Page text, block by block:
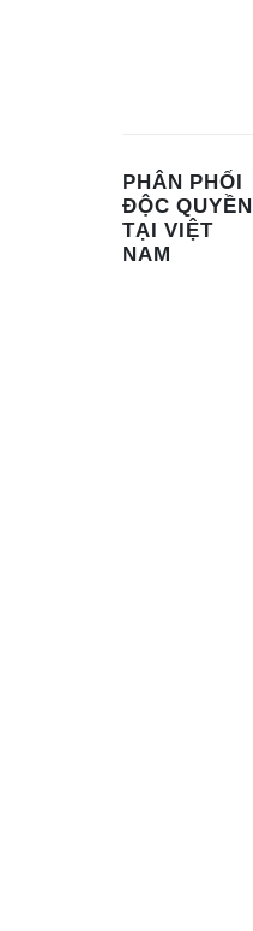
PHÂN PHỐI
ĐỘC QUYỀN
TẠI VIỆT
NAM